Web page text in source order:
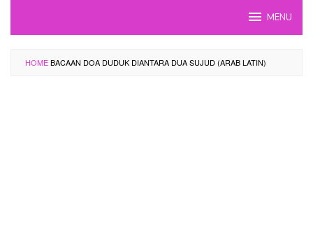
MENU
HOMEBACAAN DOA DUDUK DIANTARA DUA SUJUD (ARAB LATIN)